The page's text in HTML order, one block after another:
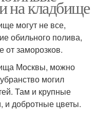
на кладбище
могут не все,
обильного полива,
от заморозков.
Москвы, можно
могил
Там и крупные
и добротные цветы.